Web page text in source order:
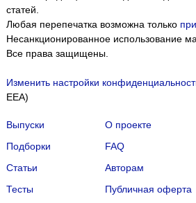
статей.
Любая перепечатка возможна только
Несанкционированное использование
Все права защищены.
Изменить настройки
EEA)
Выпуски
Подборки
Статьи
Тесты
О проекте
FAQ
Авторам
Публичная оферта